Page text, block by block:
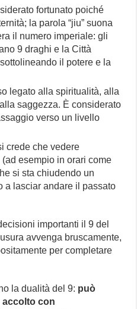
fortunato poiché
la parola “jiu” suona
il numero imperiale: gli
9 draghi e la Città
il potere e la
legato alla spiritualità, alla
saggezza. È considerato
verso un livello
crede che vedere
esempio in orari come
si sta chiudendo un
a lasciar andare il passato
importanti il 9 del
avvenga bruscamente,
per completare
la dualità del 9: può
accolto con